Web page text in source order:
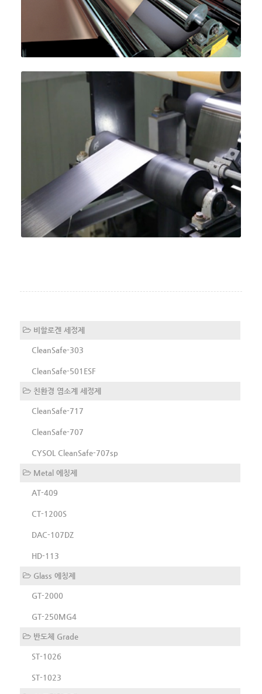
비할로겐 세정제
CleanSafe-303
CleanSafe-501ESF
친환경 염소계 세정제
CleanSafe-717
CleanSafe-707
CYSOL CleanSafe-707sp
Metal 에칭제
AT-409
CT-1200S
DAC-107DZ
HD-113
Glass 에칭제
GT-2000
GT-250MG4
반도체 Grade
ST-1026
ST-1023